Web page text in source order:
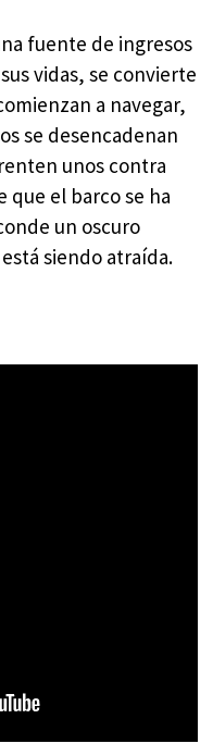
fuente de ingresos
vidas, se convierte
a navegar,
se desencadenan
unos contra
que el barco se ha
un oscuro
siendo atraída.